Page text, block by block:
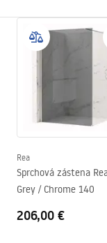
Typ batérie
Spôsob montáže
Nastavenie výšky
Min. výška
Max. výška
Regulácia tlaku
Systém Anti-Calc
Rozostup
Záručné
Rea
Sprchová zástena
Grey / Chrome 140
206,00 €